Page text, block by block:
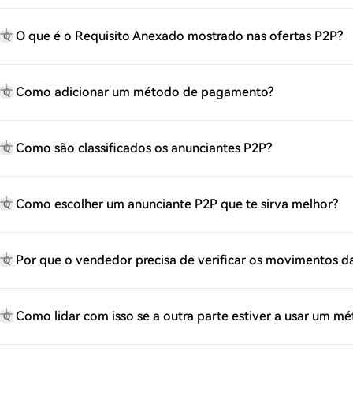
Q O que é o Requisito Anexado mostrado nas ofertas P2P?
Q Como adicionar um método de pagamento?
Q Como são classificados os anunciantes P2P?
Q Como escolher um anunciante P2P que te sirva melhor?
Q Por que o vendedor precisa de verificar os movimentos
Q Como lidar com isso se a outra parte estiver a usar um